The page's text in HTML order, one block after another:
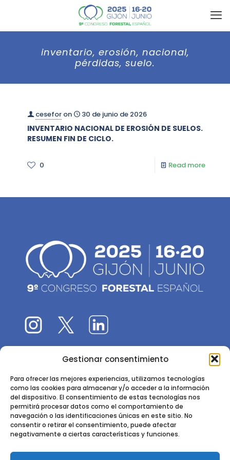
Gestionar consentimiento
Para ofrecer las mejores experiencias, utilizamos tecnologías
como las cookies para almacenar y/o acceder a la información
del dispositivo. El consentimiento de estas tecnologías nos
permitirá procesar datos como el comportamiento de
navegación o las identificaciones únicas en este sitio. No
consentir o retirar el consentimiento, puede afectar
negativamente a ciertas características y funciones.
inventario, erosión, nacional,
pérdidas, suelo.
cesefor on 30 de junio de 2026
INVENTARIO NACIONAL DE EROSIÓN DE SUELOS.
RESUMEN FIN DE CICLO.
0 Read more
El 9CFE es una actividad promovida por laSociedad
Instituto de Ciencias Forestales, INIA-CSIC
Ctra. de la Coruña km 7,5 - 28040 Madrid